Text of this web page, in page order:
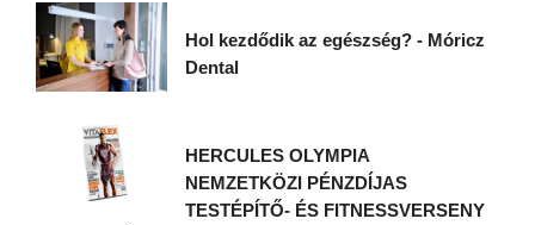
Hol kezdődik az egészség? - Móricz
Dental
HERCULES OLYMPIA
NEMZETKÖZI PÉNZDÍJAS
TESTÉPÍTŐ- ÉS FITNESSVERSENY